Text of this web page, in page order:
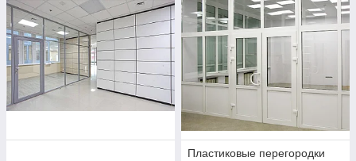
Большой выбор цветовой гаммы.
Высокая надежность, экологичность и прочность.
Легкий уход.
Благодарянашей компаниивы сможете выгодно купить
перегородки. Мы предлагаем большой выбор изделий.
Пластиковые перегородки